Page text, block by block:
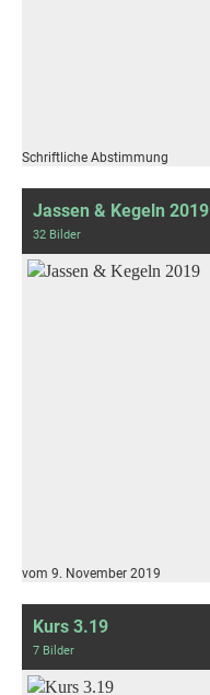
Schriftliche Abstimmung
Jassen & Kegeln 2019
32 Bilder
vom 9. November 2019
Kurs 3.19
7 Bilder